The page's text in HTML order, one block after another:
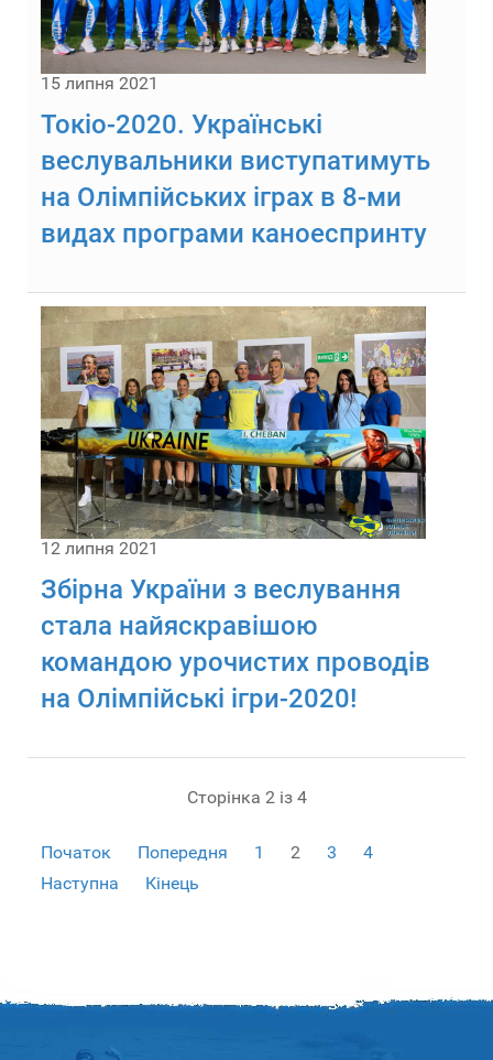
15 липня 2021
Токіо-2020. Українські
веслувальники виступатимуть
на Олімпійських іграх в 8-ми
видах програми каноеспринту
12 липня 2021
Збірна України з веслування
стала найяскравішою
командою урочистих проводів
на Олімпійські ігри-2020!
Сторінка 2 із 4
Початок Попередня 1 2 3
4
Наступна
Кінець